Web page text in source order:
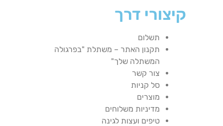
קיצורי דרך
תשלום
תקנון האתר – משתלת "בפרגולה
המשתלה שלך"
צור קשר
סל קניות
מוצרים
מדיניות משלוחים
טיפים ועצות לגינה